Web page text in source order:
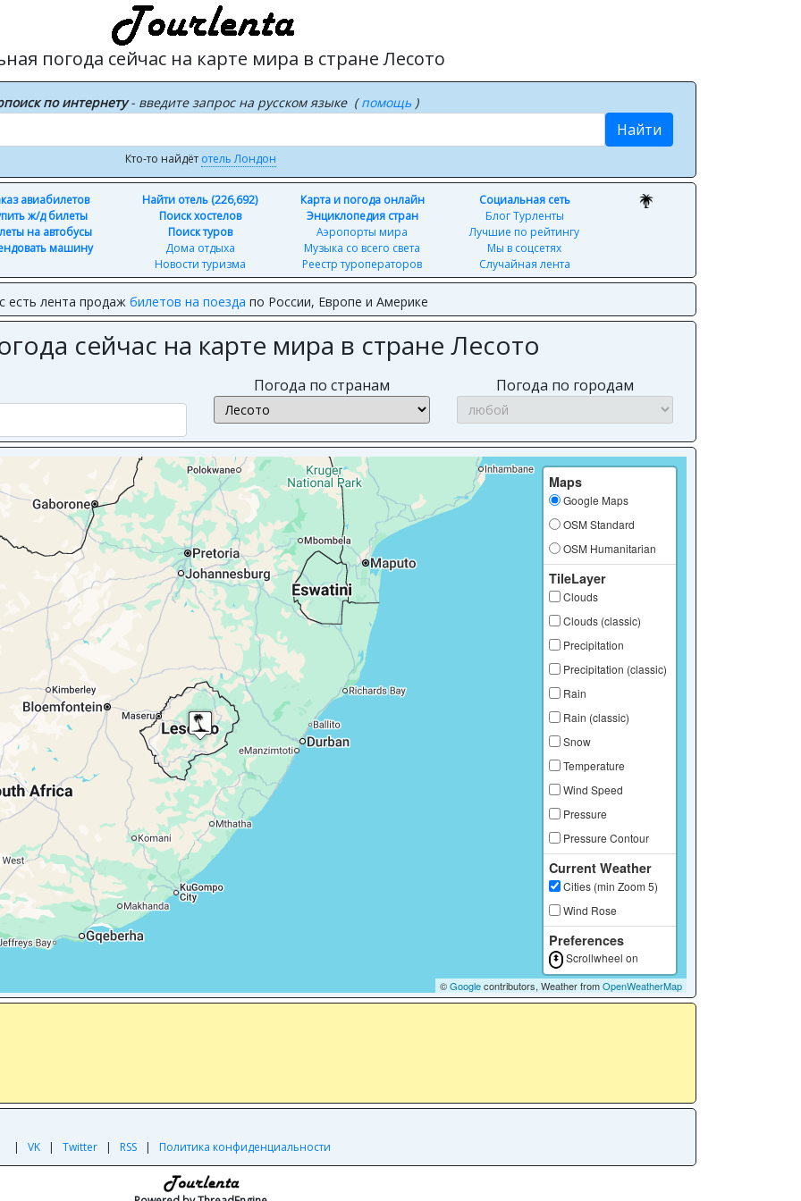
погода сейчас на карте мира в стране Лесото
по интернету- введите запрос на русском языке (помощь )
Найти
Кто-то найдёт отель Лондон
авиабилетов
ж/д билеты
на автобусы
машину
Найти отель (226,692)
Поиск хостелов
Поиск туров
Дома отдыха
Новости туризма
Карта и погода онлайн
Энциклопедия стран
Аэропорты мира
Музыка со всего света
Реестр туроператоров
Социальная сеть
Блог Турленты
Лучшие по рейтингу
Мы в соцсетях
Случайная лента
есть лента продаж билетов на поезда по России, Европе и Америке
сейчас на карте мира в стране Лесото
Погода по странам Погода по городам
Maps
Google Maps
OSM Standard
OSM Humanitarian
TileLayer
Clouds
Clouds (classic)
Precipitation
Precipitation (classic)
Rain
Rain (classic)
Snow
Temperature
Wind Speed
Pressure
Pressure Contour
Current Weather
Cities (min Zoom 5)
Wind Rose
Preferences
Scrollwheel on
©Googlecontributors, Weather fromOpenWeatherMap
| VK | Twitter | RSS | Политика конфиденциальности